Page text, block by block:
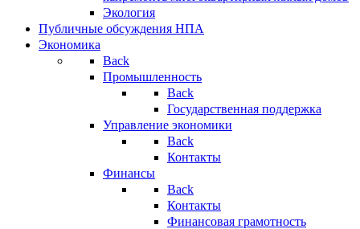
Экология
Публичные обсуждения НПА
Экономика
Back
Промышленность
Back
Государственная поддержка
Управление экономики
Back
Контакты
Финансы
Back
Контакты
Финансовая грамотность